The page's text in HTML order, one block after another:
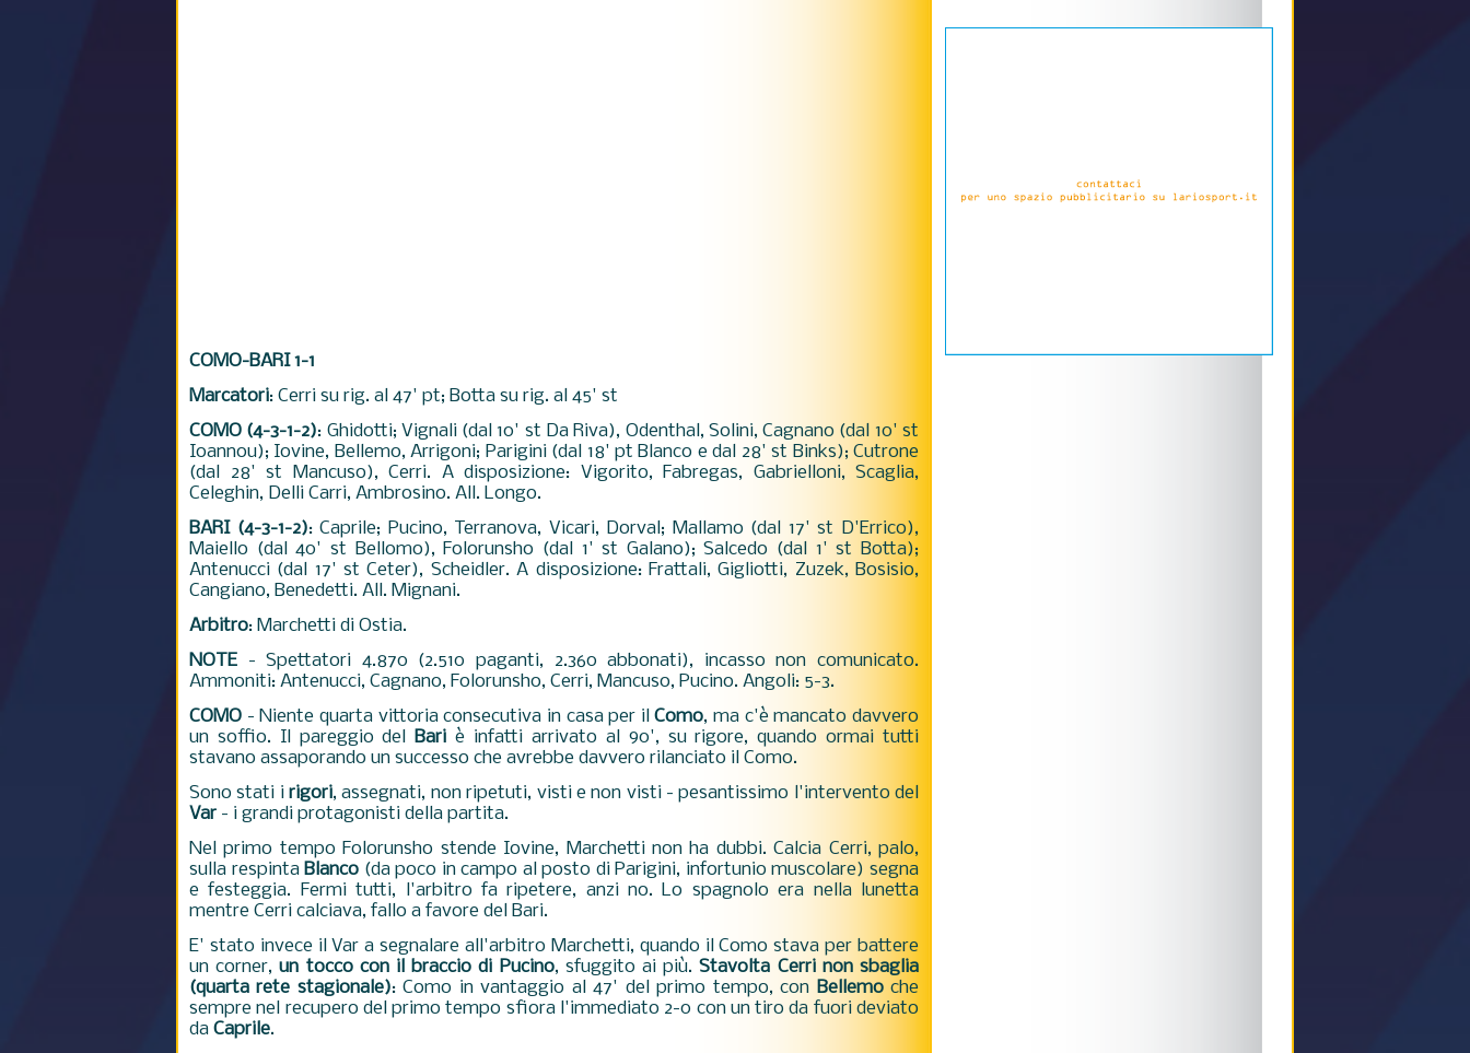
COMO-BARI 1-1
Marcatori: Cerri su rig. al 47' pt; Botta su rig. al 45' st
COMO (4-3-1-2): Ghidotti; Vignali (dal 10' st Da Riva), Odenthal, Solini, Cagnano (dal 10' st
Ioannou); Iovine, Bellemo, Arrigoni; Parigini (dal 18' pt Blanco e dal 28' st Binks); Cutrone
(dal 28' st Mancuso), Cerri. A disposizione: Vigorito, Fabregas, Gabrielloni, Scaglia,
Celeghin, Delli Carri, Ambrosino. All. Longo.
BARI (4-3-1-2): Caprile; Pucino, Terranova, Vicari, Dorval; Mallamo (dal 17' st D'Errico),
Maiello (dal 40' st Bellomo), Folorunsho (dal 1' st Galano); Salcedo (dal 1' st Botta);
Antenucci (dal 17' st Ceter), Scheidler. A disposizione: Frattali, Gigliotti, Zuzek, Bosisio,
Cangiano, Benedetti. All. Mignani.
Arbitro: Marchetti di Ostia.
NOTE - Spettatori 4.870 (2.510 paganti, 2.360 abbonati), incasso non comunicato.
Ammoniti: Antenucci, Cagnano, Folorunsho, Cerri, Mancuso, Pucino. Angoli: 5-3.
COMO - Niente quarta vittoria consecutiva in casa per ilComo, ma c'è mancato davvero
un soffio. Il pareggio delBari è infatti arrivato al 90', su rigore, quando ormai tutti
stavano assaporando un successo che avrebbe davvero rilanciato il Como.
Sono stati irigori, assegnati, non ripetuti, visti e non visti - pesantissimo l'intervento del
Var - i grandi protagonisti della partita.
Nel primo tempo Folorunsho stende Iovine, Marchetti non ha dubbi. Calcia Cerri, palo,
sulla respintaBlanco (da poco in campo al posto di Parigini, infortunio muscolare) segna
e festeggia. Fermi tutti, l'arbitro fa ripetere, anzi no. Lo spagnolo era nella lunetta
mentre Cerri calciava, fallo a favore del Bari.
E' stato invece il Var a segnalare all'arbitro Marchetti, quando il Como stava per battere
un corner,un tocco con il braccio di Pucino, sfuggito ai più.Stavolta Cerri non sbaglia
(quarta rete stagionale): Como in vantaggio al 47' del primo tempo, con Bellemoche
sempre nel recupero del primo tempo sfiora l'immediato 2-0 con un tiro da fuori deviato
da Caprile.